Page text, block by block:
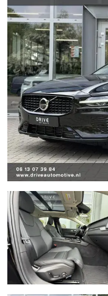
Anti doorSlip Regeling
Armsteun achter
Armsteun voor
Bestuurdersairbag
Binnenspiegel
Bluetooth
Boordcomputer
Bots waarschuwing
Brake Assist System
Buitenspiegels
Buitenspiegels
Centrale
Chroom delen exterieur
Comfortstoel(en)